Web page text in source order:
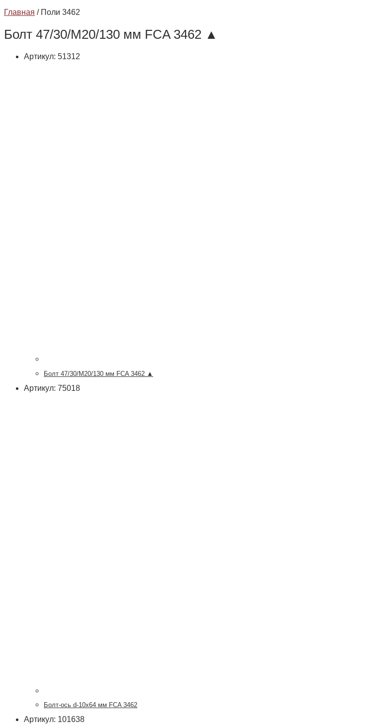
Главная / Поли 3462
Болт 47/30/М20/130 мм FCA 3462 ▲
Артикул: 51312
Болт 47/30/М20/130 мм FCA 3462 ▲
Артикул: 75018
Болт-ось d-10х64 мм FCA 3462
Артикул: 101638